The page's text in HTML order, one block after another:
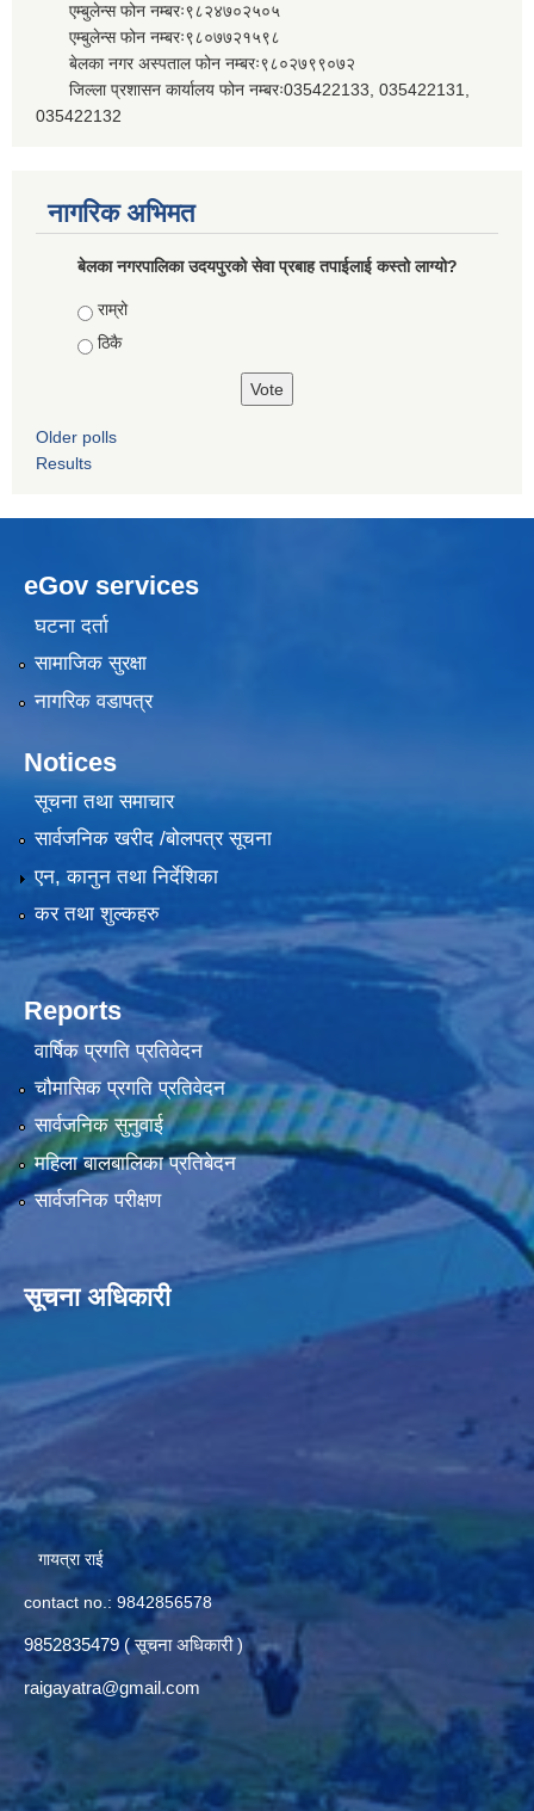
एम्बुलेन्स फोन नम्बरः९८२४७०२५०५
एम्बुलेन्स फोन नम्बरः९८०७७२१५९८
बेलका नगर अस्पताल फोन नम्बरः९८०२७९९०७२
जिल्ला प्रशासन कार्यालय फोन नम्बरः035422133, 035422131,
035422132
नागरिक अभिमत
बेलका नगरपालिका उदयपुरको सेवा प्रबाह तपाईलाई कस्तो लाग्यो?
Choices
राम्रो
ठिकै
Older polls
Results
eGov services
घटना दर्ता
सामाजिक सुरक्षा
नागरिक वडापत्र
Notices
सूचना तथा समाचार
सार्वजनिक खरीद /बोलपत्र सूचना
एन, कानुन तथा निर्देशिका
कर तथा शुल्कहरु
Reports
वार्षिक प्रगति प्रतिवेदन
चौमासिक प्रगति प्रतिवेदन
सार्वजनिक सुनुवाई
महिला बालबालिका प्रतिबेदन
सार्वजनिक परीक्षण
सूचना अधिकारी
गायत्रा राई
contact no.: 9842856578
9852835479 ( सूचना अधिकारी )
raigayatra@gmail.com